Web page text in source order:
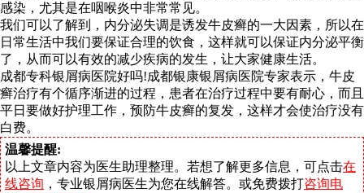
感染，尤其是在咽喉炎中非常常见。
我们可以了解到，内分泌失调是诱发牛皮癣的一大因素，所以在
日常生活中我们要保证合理的饮食，这样就可以保证内分泌平衡
了，从而可以有效的减少疾病的发生，让大家健康生活。
成都专科银屑病医院好吗!成都银康银屑病医院专家表示，牛皮
癣治疗有个循序渐进的过程，患者在治疗过程中要有耐心，而且
平日要做好护理工作，预防牛皮癣的复发，这样才会使治疗没有
白费。
温馨提醒:
以上文章内容为医生助理整理。若想了解更多信息，可点击在
线咨询 ，专业银屑病医生为您在线解答。或免费拨打咨询电